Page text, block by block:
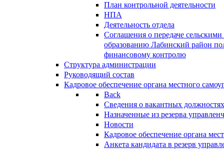
План контрольной деятельности
НПА
Деятельность отдела
Соглашения о передаче
образованию Лабинский район
финансовому контролю
Структура администрации
Руководящий состав
Кадровое обеспечение органа местного
Back
Сведения о вакантных
Назначенные из резерва
Новости
Кадровое обеспечение органа
Анкета кандидата в резерв